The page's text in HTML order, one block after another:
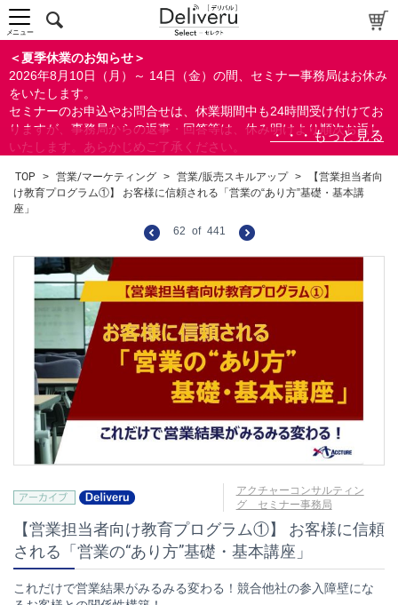
＜夏季休業のお知らせ＞
2026年8月10日（月）～ 14日（金）の間、セミナー事務局はお休み
をいたします。
セミナーのお申込やお問合せは、休業期間中も24時間受け付けてお
りますが、事務局からの返事・回答等は、休み明けより順次お返し
いたします。あらかじめご了承ください。
ができます。
メニュー
TOP > 営業/マーケティング > 営業/販売スキルアップ >
【営業担当者向
け教育プログラム①】 お客様に信頼される「営業の“あり方”基礎・基本講
座」
62 of 441
アクチャーコンサルティン
グ セミナー事務局
【営業担当者向け教育プログラム①】 お客様に信頼
される「営業の“あり方”基礎・基本講座」
これだけで営業結果がみるみる変わる！競合他社の参入障壁にな